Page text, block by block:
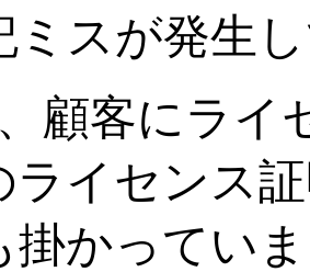
ミスが発生
顧客にライ
ライセンス
掛かってい